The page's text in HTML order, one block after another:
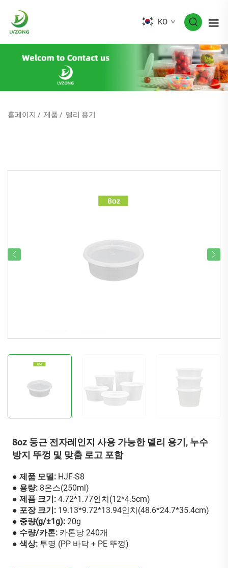
KO
홈페이지 / 제품 / 델리 용기
8oz 둥근 전자레인지 사용 가능한 델리 용기, 누수
방지 뚜껑 및 맞춤 로고 포함
● 제품 모델: HJF-S8
● 용량: 8온스(250ml)
● 제품 크기: 4.72*1.77인치(12*4.5cm)
● 포장 크기: 19.13*9.72*13.94인치(48.6*24.7*35.4cm)
● 중량(g/±1g): 20g
● 수량/카톤: 카톤당 240개
● 색상: 투명 (PP 바닥 + PE 뚜껑)